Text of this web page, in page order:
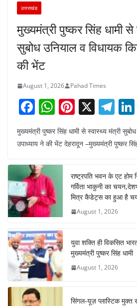
उत्तराखंड
मुख्यमंत्री पुष्कर सिंह धामी से
सुबोध उनियाल व विधायक
की भेंट
August 1, 2026 Pahad Times
F
a
c
b
o
o
k
W
h
at
A
p
p
Pi
nt
er
e
st
X T
el
e
gr
a
m
मुख्यमंत्री पुष्कर सिंह धामी से स्वास्थ्य मंत्री
उपाध्याय ने की भेंट देहरादून –मुख्यमंत्री पुष्कर
राष्ट्रपति भवन के एट होम
गर्विता भाकुनी का
मित्र कैडेट्स का हुआ है
August 1, 2026
युवा शक्ति ही विकसित
मुख्यमंत्री पुष्कर सिंह धामी
August 1, 2026
सिंगल-यूज़ प्लास्टिक मुक्त